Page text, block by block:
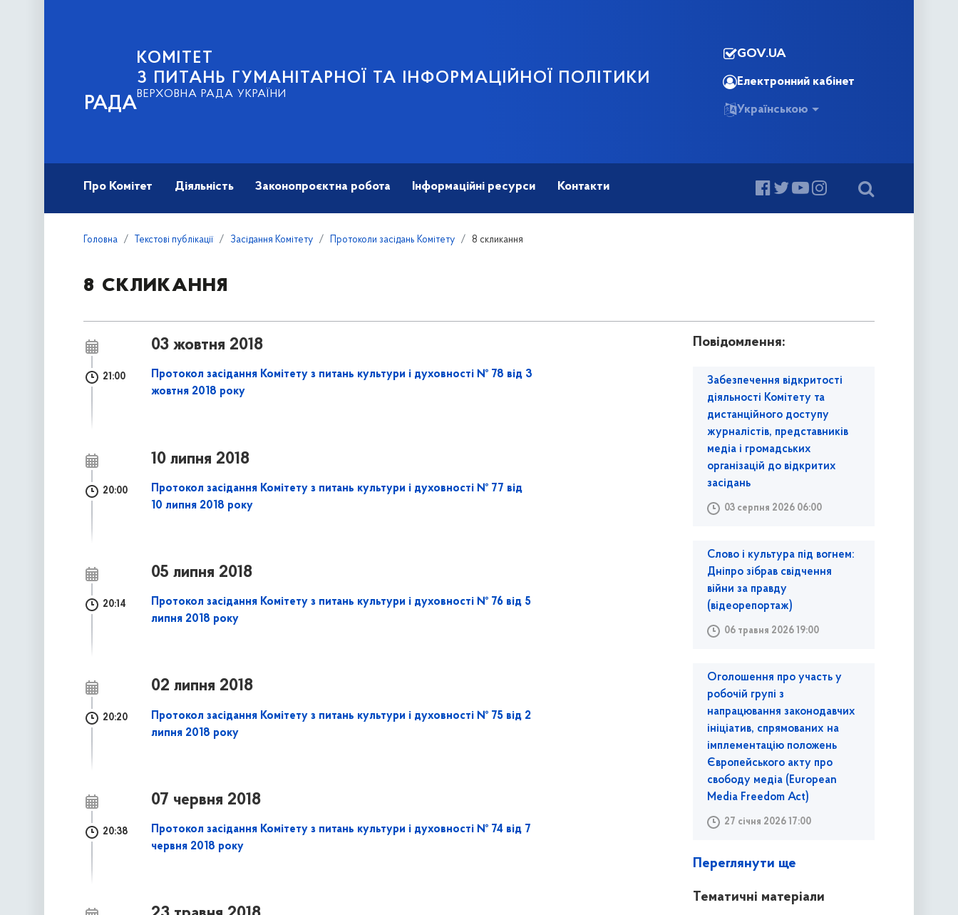
РАДА
КОМІТЕТ
З ПИТАНЬ ГУМАНІТАРНОЇ ТА ІНФОРМАЦІЙНОЇ ПОЛІТИКИ
ВЕРХОВНА РАДА УКРАЇНИ
GOV.UA
Електронний кабінет
Українською
Про Комітет Діяльність Законопроєктна робота Інформаційні ресурси Контакти
Головна Текстові публікації Засідання Комітету Протоколи засідань Комітету 8 скликання
8 скликання
03 жовтня 2018
21:00
Протокол засідання Комітету з питань культури і духовності № 78 від 3
жовтня 2018 року
10 липня 2018
20:00
Протокол засідання Комітету з питань культури і духовності № 77 від
10 липня 2018 року
05 липня 2018
20:14
Протокол засідання Комітету з питань культури і духовності № 76 від 5
липня 2018 року
02 липня 2018
20:20
Протокол засідання Комітету з питань культури і духовності № 75 від 2
липня 2018 року
07 червня 2018
20:38
Протокол засідання Комітету з питань культури і духовності № 74 від 7
червня 2018 року
Повідомлення:
Забезпечення відкритості
діяльності Комітету та
дистанційного доступу
журналістів, представників
медіа і громадських
організацій до відкритих
засідань
03 серпня 2026 06:00
Слово і культура під вогнем:
Дніпро зібрав свідчення
війни за правду
(відеорепортаж)
06 травня 2026 19:00
Оголошення про участь у
робочій групі з
напрацювання законодавчих
ініціатив, спрямованих на
імплементацію положень
Європейського акту про
свободу медіа (European
Media Freedom Act)
27 січня 2026 17:00
Переглянути ще
Тематичні матеріали